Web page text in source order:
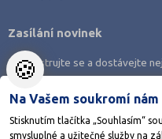
Zasílání novinek
Zaregistrujte se a dostávejte
🍪
Na Vašem soukromí
Stisknutím tlačítka „Souhlasím“
smysluplné a užitečné služby na